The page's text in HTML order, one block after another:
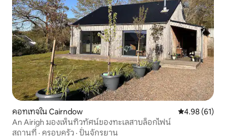
คอทเทจใน Cairndow คะแนนเฉลี่ย
4.98 (61)
An Airigh มองเห็นทิวทัศน์ของทะเลสาบล็อกไฟน์
สถานที่ · ครอบครัว · ปั่นจักรยาน